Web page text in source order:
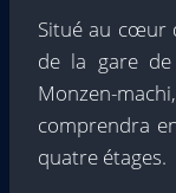
Situé au cœur
de la gare
Monzen-
comprendra
quatre étages.